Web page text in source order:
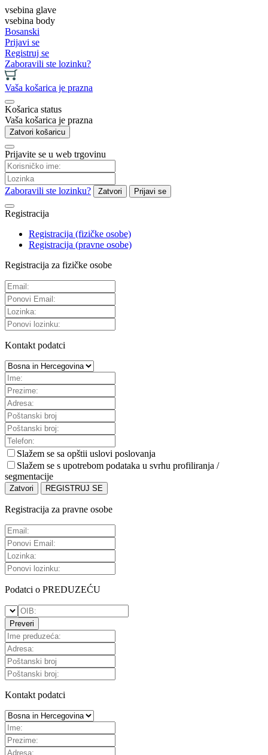
vsebina glave
vsebina body
Bosanski
Prijavi se
Registruj se
Zaboravili ste lozinku?
Vaša košarica je prazna
Košarica status
Vaša košarica je prazna
Zatvori košaricu
Prijavite se u web trgovinu
Zaboravili ste lozinku? Zatvori Prijavi se
Registracija
Registracija (fizičke osobe)
Registracija (pravne osobe)
Registracija za fizičke osobe
Kontakt podatci
Slažem se sa opštii uslovi poslovanja
Slažem se s upotrebom podataka u svrhu profiliranja /
segmentacije
Zatvori REGISTRUJ SE
Registracija za pravne osobe
Podatci o PREDUZEĆU
Preveri
Kontakt podatci